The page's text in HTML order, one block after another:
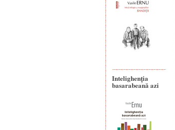
Intelighenția
basarabeană azi